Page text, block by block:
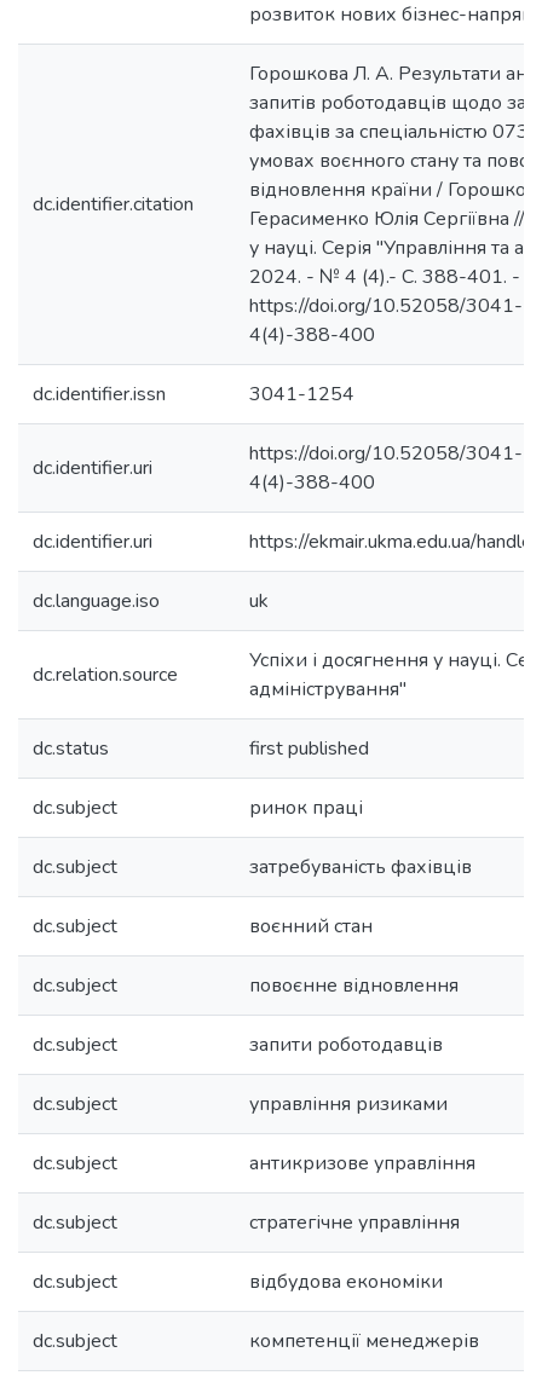
розвиток нових бізнес-
dc.identifier.citation
Горошкова Л. А. Результати
запитів роботодавців щодо
фахівців за спеціальністю
умовах воєнного стану та
відновлення країни /
Герасименко Юлія Сергіївна //
у науці. Серія "Управління та
2024. - № 4 (4).- C. 388-401. -
https://doi.org/10.52058/3041-
4(4)-388-400
dc.identifier.issn 3041-1254
dc.identifier.uri
https://doi.org/10.52058/3041-
4(4)-388-400
dc.identifier.uri https://ekmair.ukma.edu.ua/
dc.language.iso uk
dc.relation.source
Успіхи і досягнення у науці.
адміністрування"
dc.status first published
dc.subject ринок праці
dc.subject затребуваність фахівців
dc.subject воєнний стан
dc.subject повоєнне відновлення
dc.subject запити роботодавців
dc.subject управління ризиками
dc.subject антикризове управління
dc.subject стратегічне управління
dc.subject відбудова економіки
dc.subject компетенції менеджерів